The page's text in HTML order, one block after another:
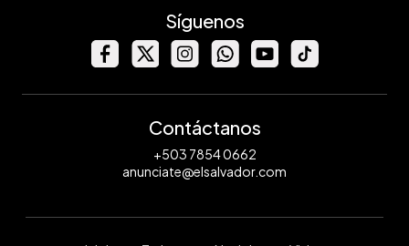
Síguenos
Contáctanos
+503 7854 0662
anunciate@elsalvador.com